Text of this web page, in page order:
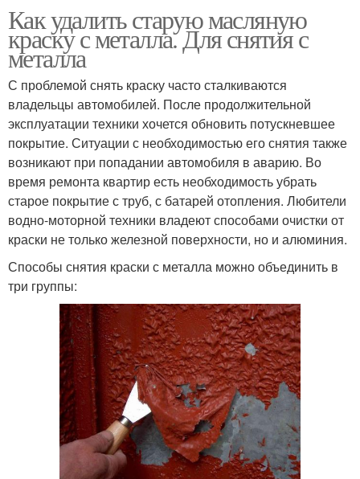
Как удалить старую масляную
краску с металла. Для снятия с
металла
С проблемой снять краску часто сталкиваются
владельцы автомобилей. После продолжительной
эксплуатации техники хочется обновить потускневшее
покрытие. Ситуации с необходимостью его снятия также
возникают при попадании автомобиля в аварию. Во
время ремонта квартир есть необходимость убрать
старое покрытие с труб, с батарей отопления. Любители
водно-моторной техники владеют способами очистки от
краски не только железной поверхности, но и алюминия.
Способы снятия краски с металла можно объединить в
три группы: